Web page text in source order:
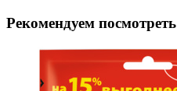
Рекомендуем посмотреть